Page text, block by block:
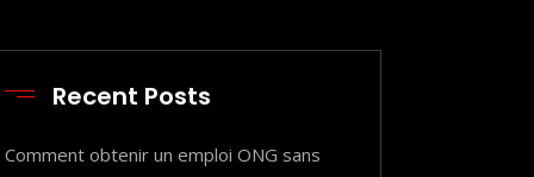
150000 CFA.100000 CFA.
Recent Posts
Comment obtenir un emploi ONG sans